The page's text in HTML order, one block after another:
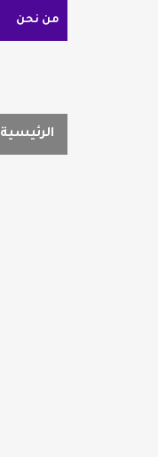
من نحن
الرئيسية